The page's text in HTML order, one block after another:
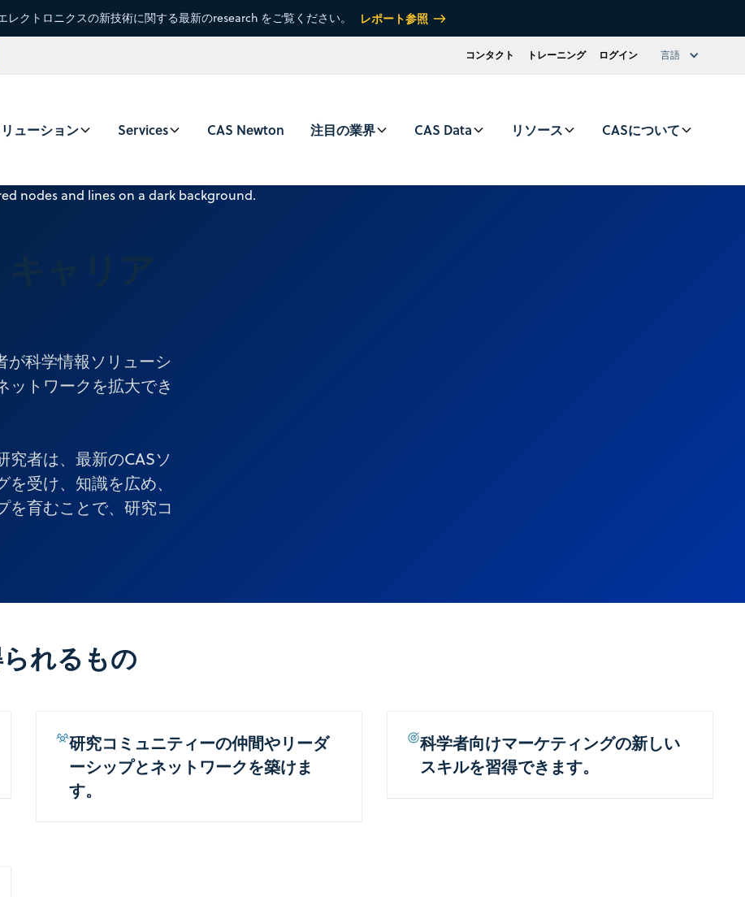
レクトロニクスの新技術に関する最新のresearch をご覧ください。 レポート参照
コンタクト トレーニング ログイン 言語
ューション Services CAS Newton 注目の業界 CAS Data リソース CASについて
が科学情報ソリューシ
ットワークを拡大でき
者は、最新のCASソ
受け、知識を広め、
を育むことで、研究コ
れるもの
研究コミュニティーの仲間やリーダ
ーシップとネットワークを築けま
す。
科学者向けマーケティングの新しい
スキルを習得できます。